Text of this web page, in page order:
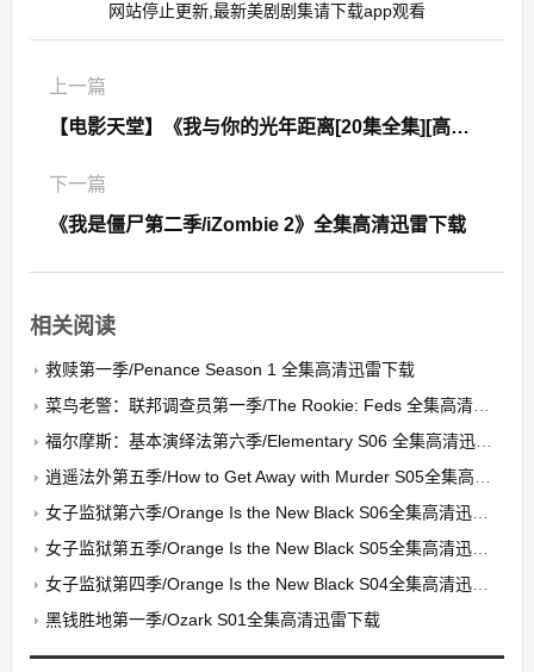
网站停止更新,最新美剧剧集请下载app观看
上一篇
【电影天堂】《我与你的光年距离[20集全集][高清1080p 无水印]》百度云下载
下一篇
《我是僵尸第二季/iZombie 2》全集高清迅雷下载
相关阅读
救赎第一季/Penance Season 1 全集高清迅雷下载
菜鸟老警：联邦调查员第一季/The Rookie: Feds 全集高清迅雷下载
福尔摩斯：基本演绎法第六季/Elementary S06 全集高清迅雷下载
逍遥法外第五季/How to Get Away with Murder S05全集高清迅雷下载（预告）
女子监狱第六季/Orange Is the New Black S06全集高清迅雷下载（预告）
女子监狱第五季/Orange Is the New Black S05全集高清迅雷下载
女子监狱第四季/Orange Is the New Black S04全集高清迅雷下载
黑钱胜地第一季/Ozark S01全集高清迅雷下载